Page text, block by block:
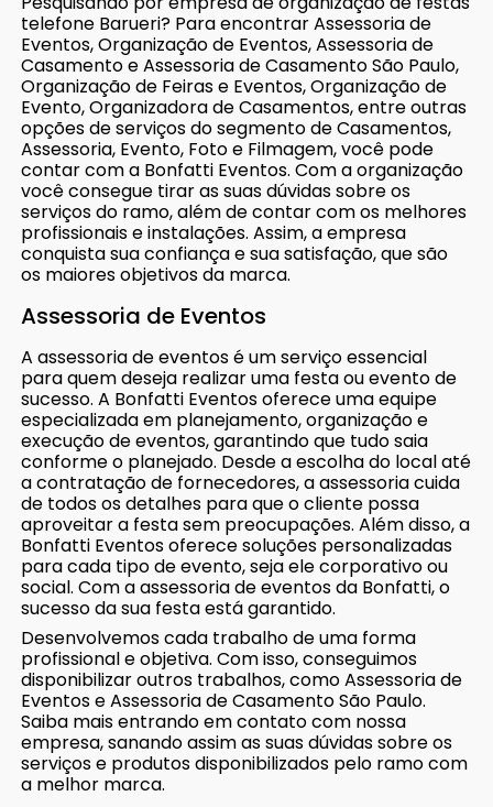
telefone Barueri? Para encontrar Assessoria de
Eventos, Organização de Eventos, Assessoria de
Casamento e Assessoria de Casamento São Paulo,
Organização de Feiras e Eventos, Organização de
Evento, Organizadora de Casamentos, entre outras
opções de serviços do segmento de Casamentos,
Assessoria, Evento, Foto e Filmagem, você pode
contar com a Bonfatti Eventos. Com a organização
você consegue tirar as suas dúvidas sobre os
serviços do ramo, além de contar com os melhores
profissionais e instalações. Assim, a empresa
conquista sua confiança e sua satisfação, que são
os maiores objetivos da marca.
Assessoria de Eventos
A assessoria de eventos é um serviço essencial
para quem deseja realizar uma festa ou evento de
sucesso. A Bonfatti Eventos oferece uma equipe
especializada em planejamento, organização e
execução de eventos, garantindo que tudo saia
conforme o planejado. Desde a escolha do local até
a contratação de fornecedores, a assessoria cuida
de todos os detalhes para que o cliente possa
aproveitar a festa sem preocupações. Além disso, a
Bonfatti Eventos oferece soluções personalizadas
para cada tipo de evento, seja ele corporativo ou
social. Com a assessoria de eventos da Bonfatti, o
sucesso da sua festa está garantido.
Desenvolvemos cada trabalho de uma forma
profissional e objetiva. Com isso, conseguimos
disponibilizar outros trabalhos, como Assessoria de
Eventos e Assessoria de Casamento São Paulo.
Saiba mais entrando em contato com nossa
empresa, sanando assim as suas dúvidas sobre os
serviços e produtos disponibilizados pelo ramo com
a melhor marca.